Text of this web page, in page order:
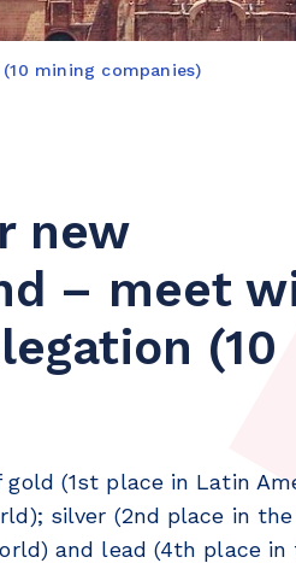
mining companies)
new
– meet
(10
(1st place in Latin
silver (2nd place in
and lead (4th place in